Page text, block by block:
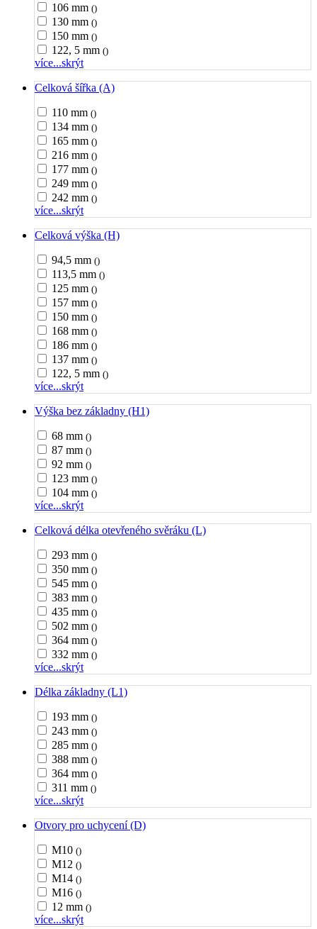
106 mm ()
130 mm ()
150 mm ()
122, 5 mm ()
více...skrýt
Celková šířka (A)
110 mm ()
134 mm ()
165 mm ()
216 mm ()
177 mm ()
249 mm ()
242 mm ()
více...skrýt
Celková výška (H)
94,5 mm ()
113,5 mm ()
125 mm ()
157 mm ()
150 mm ()
168 mm ()
186 mm ()
137 mm ()
122, 5 mm ()
více...skrýt
Výška bez základny (H1)
68 mm ()
87 mm ()
92 mm ()
123 mm ()
104 mm ()
více...skrýt
Celková délka otevřeného svěráku (L)
293 mm ()
350 mm ()
545 mm ()
383 mm ()
435 mm ()
502 mm ()
364 mm ()
332 mm ()
více...skrýt
Délka základny (L1)
193 mm ()
243 mm ()
285 mm ()
388 mm ()
364 mm ()
311 mm ()
více...skrýt
Otvory pro uchycení (D)
M10 ()
M12 ()
M14 ()
M16 ()
12 mm ()
více...skrýt